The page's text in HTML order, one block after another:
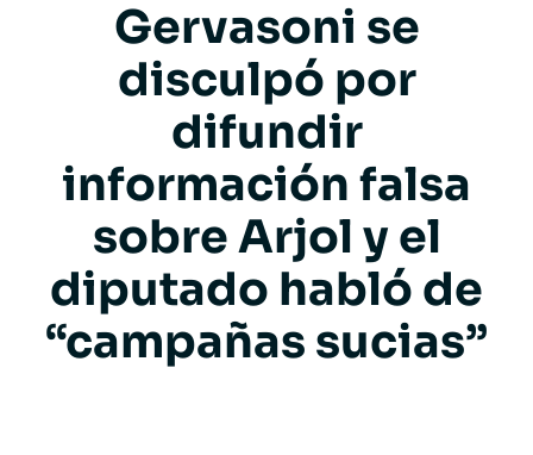
Gervasoni se
disculpó por
difundir
información falsa
sobre Arjol y el
diputado habló de
“campañas sucias”